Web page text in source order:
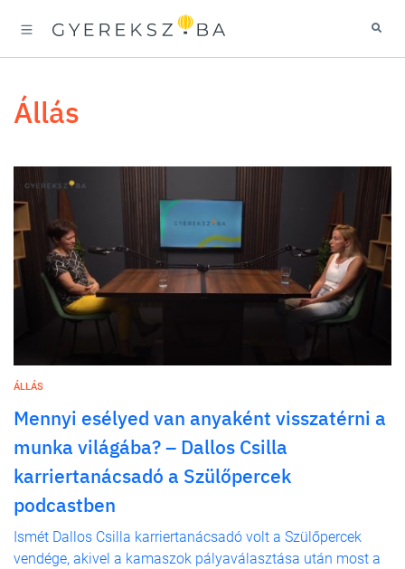
állás
ÁLLÁS
Mennyi esélyed van anyaként visszatérni a
munka világába? – Dallos Csilla
karriertanácsadó a Szülőpercek
podcastben
Ismét Dallos Csilla karriertanácsadó volt a Szülőpercek
vendége, akivel a kamaszok pályaválasztása után most a